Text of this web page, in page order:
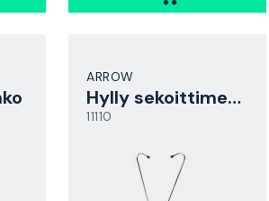
ARROW
Hylly sekoittimeen
11110